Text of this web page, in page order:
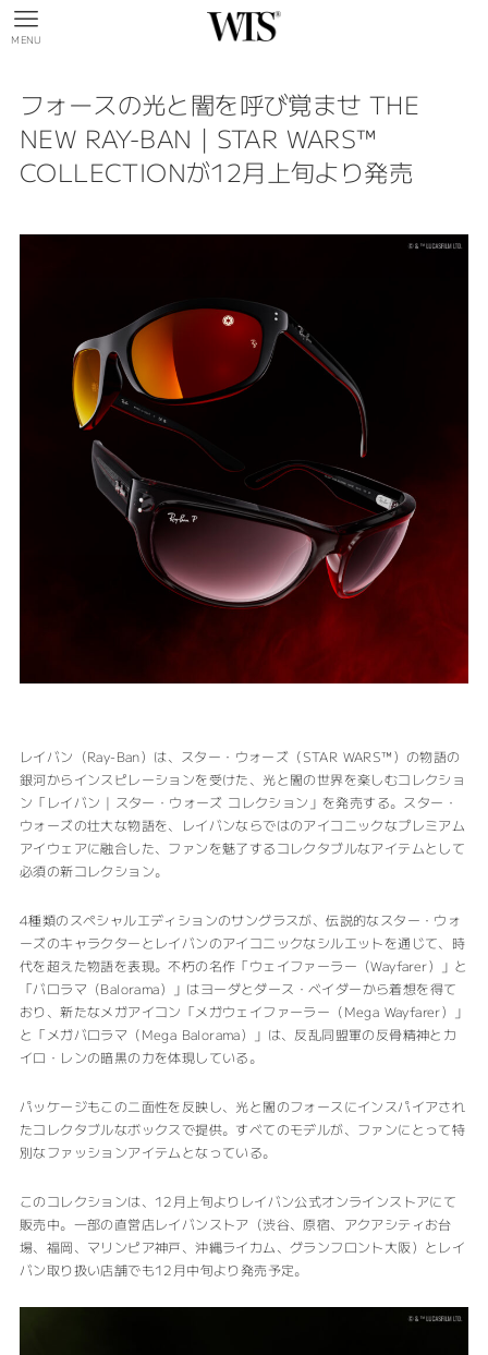
MENU
フォースの光と闇を呼び覚ませ THE
NEW RAY-BAN | STAR WARS™
COLLECTIONが12月上旬より発売
レイバン（Ray-Ban）は、スター・ウォーズ（STAR WARS™）の物語の
銀河からインスピレーションを受けた、光と闇の世界を楽しむコレクショ
ン「レイバン | スター・ウォーズ コレクション」を発売する。スター・
ウォーズの壮大な物語を、レイバンならではのアイコニックなプレミアム
アイウェアに融合した、ファンを魅了するコレクタブルなアイテムとして
必須の新コレクション。
4種類のスペシャルエディションのサングラスが、伝説的なスター・ウォ
ーズのキャラクターとレイバンのアイコニックなシルエットを通じて、時
代を超えた物語を表現。不朽の名作「ウェイファーラー（Wayfarer）」と
「バロラマ（Balorama）」はヨーダとダース・ベイダーから着想を得て
おり、新たなメガアイコン「メガウェイファーラー（Mega Wayfarer）」
と「メガバロラマ（Mega Balorama）」は、反乱同盟軍の反骨精神とカ
イロ・レンの暗黒の力を体現している。
パッケージもこの二面性を反映し、光と闇のフォースにインスパイアされ
たコレクタブルなボックスで提供。すべてのモデルが、ファンにとって特
別なファッションアイテムとなっている。
このコレクションは、12月上旬よりレイバン公式オンラインストアにて
販売中。一部の直営店レイバンストア（渋谷、原宿、アクアシティお台
場、福岡、マリンピア神戸、沖縄ライカム、グランフロント大阪）とレイ
バン取り扱い店舗でも12月中旬より発売予定。